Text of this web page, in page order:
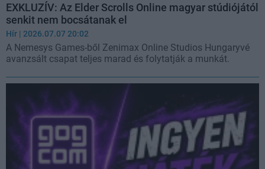
EXKLUZÍV: Az Elder Scrolls Online magyar stúdiójától
senkit nem bocsátanak el
Hír | 2026.07.07 20:02
A Nemesys Games-ből Zenimax Online Studios Hungaryvé
avanzsált csapat teljes marad és folytatják a munkát.